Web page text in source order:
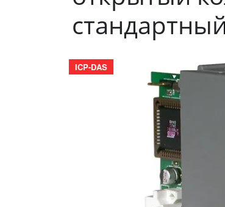
ICP-DAS